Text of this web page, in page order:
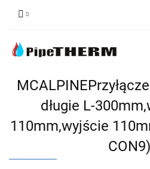
długie L-
110mm,wyjście
CON9)